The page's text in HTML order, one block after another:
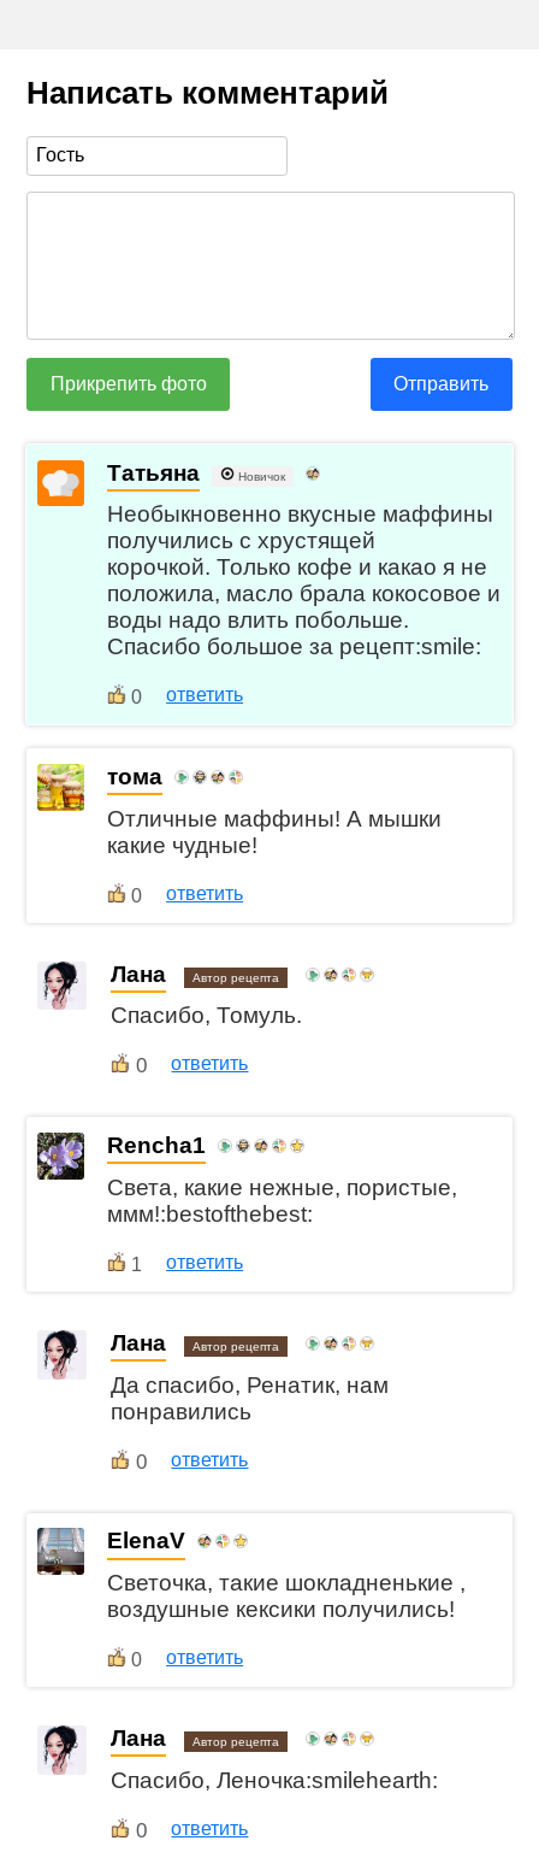
Написать комментарий
Прикрепить фото Отправить
Татьяна Новичок
Необыкновенно вкусные маффины
получились с хрустящей
корочкой. Только кофе и какао я не
положила, масло брала кокосовое и
воды надо влить побольше.
Спасибо большое за рецепт:smile:
0 ответить
тома
Отличные маффины! А мышки
какие чудные!
0 ответить
Лана Автор рецепта
Спасибо, Томуль.
0 ответить
Rencha1
Света, какие нежные, пористые,
ммм!:bestofthebest:
1 ответить
Лана Автор рецепта
Да спасибо, Ренатик, нам
понравились
0 ответить
ElenaV
Светочка, такие шокладненькие ,
воздушные кексики получились!
0 ответить
Лана Автор рецепта
Спасибо, Леночка:smilehearth:
0 ответить